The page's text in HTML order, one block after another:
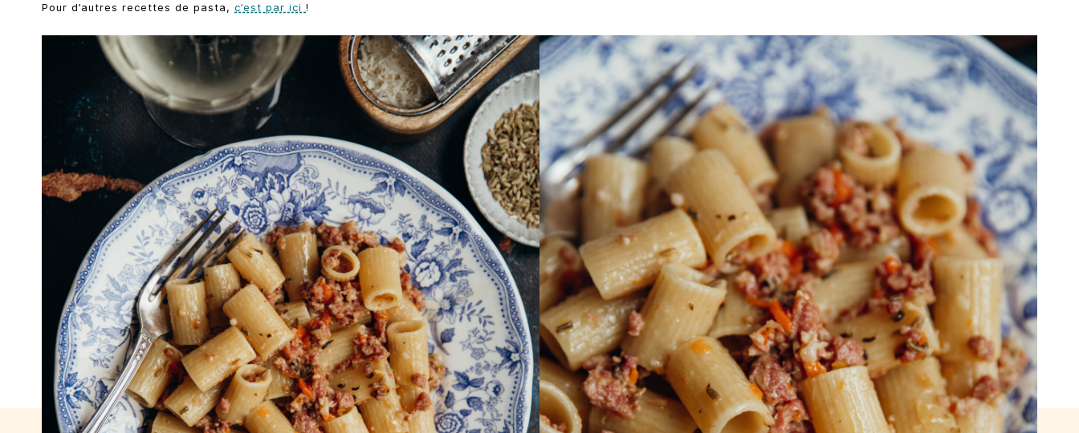
Pour d’autres recettes de pasta, c’est par ici !